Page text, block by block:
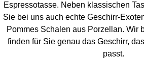
Espressotasse. Neben klassischen
Sie bei uns auch echte Geschirr-
Pommes Schalen aus Porzellan. Wir
finden für Sie genau das Geschirr,
passt.